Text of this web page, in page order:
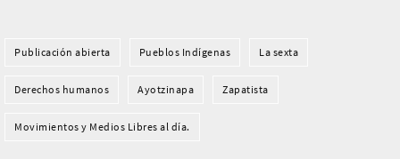
Publicación abierta Pueblos Indí­genas La sexta
Derechos humanos Ayotzinapa Zapatista
Movimientos y Medios Libres al día.